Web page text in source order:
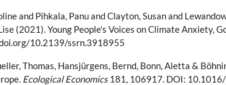
and Pihkala, Panu and Clayton, Susan and
(2021). Young People's Voices on Climate Anxiety,
10.2139/ssrn.3918955
Thomas, Hansjürgens, Bernd, Bonn, Aletta &
Ecological Economics181, 106917. DOI: